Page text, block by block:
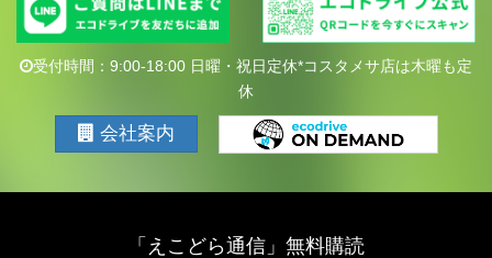
受付時間：9:00-18:00 日曜・祝日定休*コスタメサ店は木曜も定
休
会社案内
「えこどら通信」無料購読